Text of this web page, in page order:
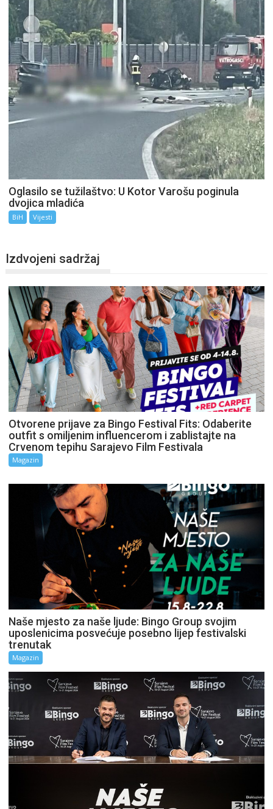
Oglasilo se tužilaštvo: U Kotor Varošu poginula
dvojica mladića
BiH Vijesti
Izdvojeni sadržaj
Otvorene prijave za Bingo Festival Fits: Odaberite
outfit s omiljenim influencerom i zablistajte na
Crvenom tepihu Sarajevo Film Festivala
Magazin
Naše mjesto za naše ljude: Bingo Group svojim
uposlenicima posvećuje posebno lijep festivalski
trenutak
Magazin